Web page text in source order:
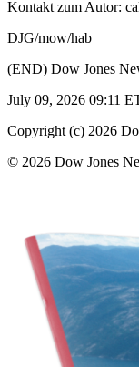
Kontakt zum Autor:
DJG/mow/hab
(END) Dow Jones
July 09, 2026 09:11
Copyright (c) 2026
© 2026 Dow Jones